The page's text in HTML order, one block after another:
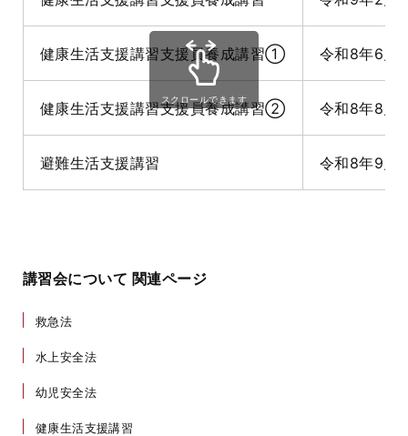
健康生活支援講習支援員養成講習① 令和8年6月
健康生活支援講習支援員養成講習② 令和8年8月
避難生活支援講習 令和8年9月
スクロールできます
講習会について 関連ページ
救急法
水上安全法
幼児安全法
健康生活支援講習